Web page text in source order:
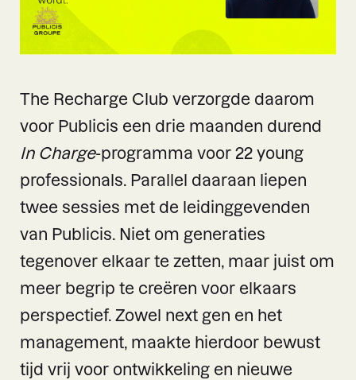
The Recharge Club verzorgde daarom
voor Publicis een drie maanden durend
In Charge-programma voor 22 young
professionals. Parallel daaraan liepen
twee sessies met de leidinggevenden
van Publicis. Niet om generaties
tegenover elkaar te zetten, maar juist om
meer begrip te creëren voor elkaars
perspectief. Zowel next gen en het
management, maakte hierdoor bewust
tijd vrij voor ontwikkeling en nieuwe